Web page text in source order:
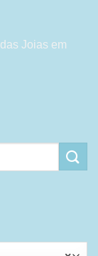
Joias em